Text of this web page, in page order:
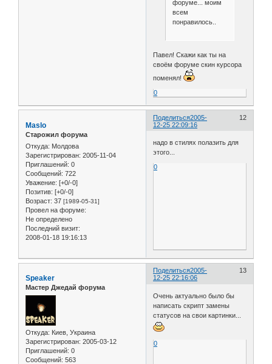
форуме... моим
всем
понравилось..
Павел! Скажи как ты на
своём форуме скин курсора
поменял!
0
Поделиться 12
2005-
12-25 22:09:16
Maslo
Старожил форума
Откуда: Молдова
Зарегистрирован: 2005-11-04
Приглашений: 0
Сообщений: 722
Уважение: [+0/-0]
Позитив: [+0/-0]
Возраст: 37 [1989-05-31]
Провел на форуме:
Не определено
Последний визит:
2008-01-18 19:16:13
надо в стилях полазить для
этого...
0
Поделиться 13
2005-
12-25 22:16:06
Speaker
Мастер Джедай форума
Откуда: Киев, Украина
Зарегистрирован: 2005-03-12
Приглашений: 0
Сообщений: 563
Очень актуально было бы
написать скрипт замены
статусов на свои картинки...
0